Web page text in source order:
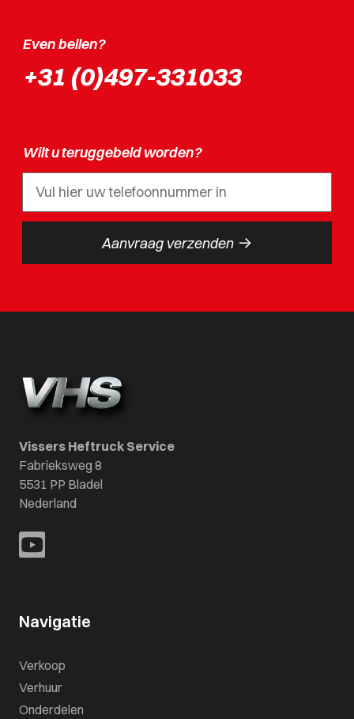
Even bellen?
+31 (0)497-331033
Wilt u teruggebeld worden?
Aanvraag verzenden ->
Vissers Heftruck Service
Fabrieksweg 8
5531 PP Bladel
Nederland
Navigatie
Verkoop
Verhuur
Onderdelen